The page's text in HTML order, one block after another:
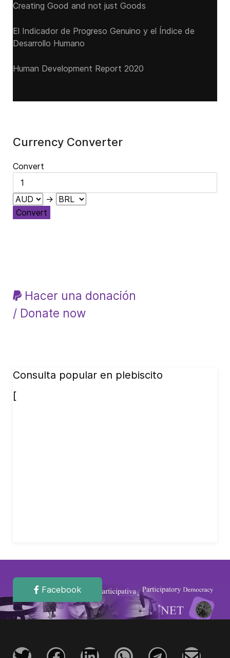
Creating Good and not just Goods
El Indicador de Progreso Genuino y el Índice de
Desarrollo Humano
Human Development Report 2020
Currency Converter
Convert
→
Convert
Hacer una donación
/ Donate now
Consulta popular en plebiscito
[
Facebook